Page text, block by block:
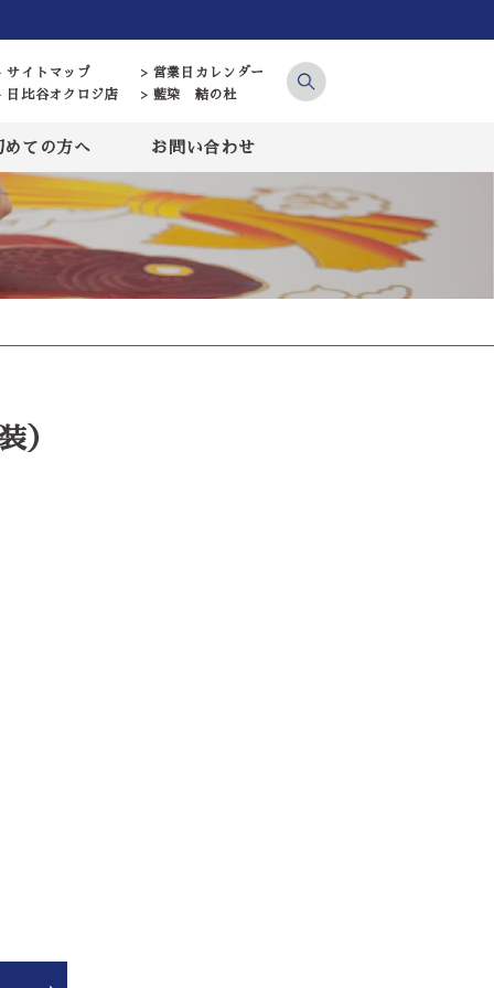
サイトマップ
> 営業日カレンダー
日比谷オクロジ店
> 藍染 結の杜
めての方へ お問い合わせ
）